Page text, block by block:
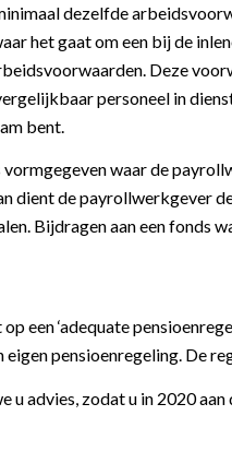
dezelfde
het gaat om een bij de
Deze
personeel in
bent.
waar de
dient de payrollwerkgever
Bijdragen aan een fonds
een ‘adequate
pensioenregeling. De
advies, zodat u in 2020